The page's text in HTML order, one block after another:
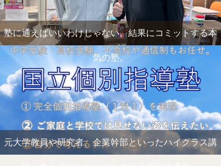
塾に通えばいいわけじゃない。結果にコミットする本
気の塾。
元大学教員や研究者、企業幹部といったハイクラス講